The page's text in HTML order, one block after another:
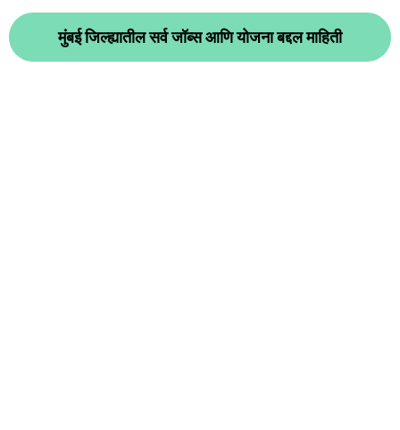
मुंबई जिल्ह्यातील सर्व जॉब्स आणि योजना बद्दल माहिती